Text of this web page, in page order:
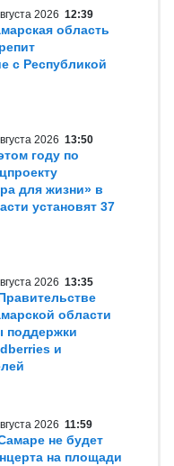
2026 12:39
область
с Республикой
2026 13:50
году по
для жизни» в
установят 37
2026 13:35
области
поддержки
и
2026 11:59
не будет
на площади